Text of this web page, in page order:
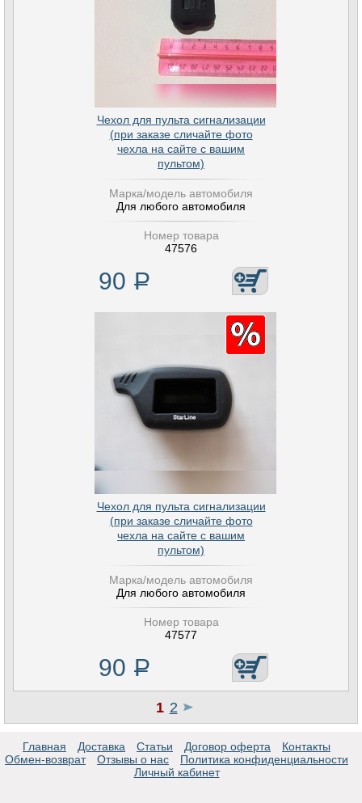
Чехол для пульта сигнализации
(при заказе сличайте фото
чехла на сайте с вашим
пультом)
Марка/модель автомобиля
Для любого автомобиля
Номер товара
47576
90 Р
Чехол для пульта сигнализации
(при заказе сличайте фото
чехла на сайте с вашим
пультом)
Марка/модель автомобиля
Для любого автомобиля
Номер товара
47577
90 Р
1 2
Главная Доставка Статьи Договор оферта
Контакты
Обмен-возврат
Отзывы о нас
Политика конфиденциальности
Личный кабинет